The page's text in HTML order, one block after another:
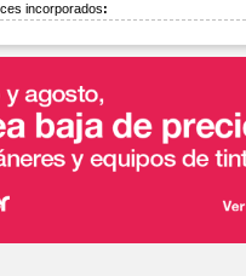
incorporados: